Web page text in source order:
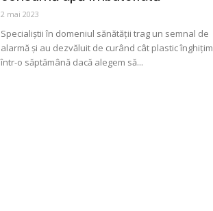
2 mai 2023
Specialiștii în domeniul sănătății trag un semnal de
alarmă și au dezvăluit de curând cât plastic înghițim
într-o săptămână dacă alegem să...